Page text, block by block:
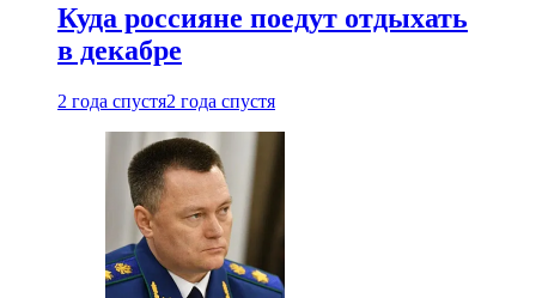
Куда россияне поедут отдыхать
в декабре
2 года спустя2 года спустя